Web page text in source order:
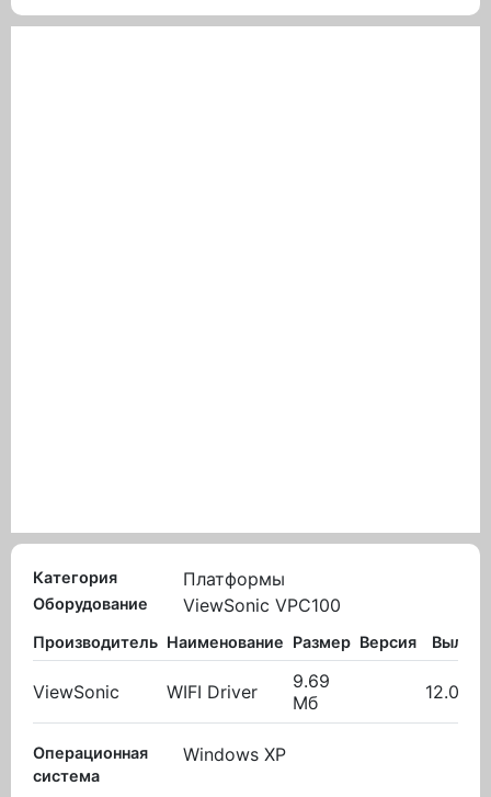
Категория Платформы
Оборудование ViewSonic VPC100
Производитель Наименование Размер Версия
ViewSonic WIFI Driver
9.69
Мб
Операционная
система
Windows XP